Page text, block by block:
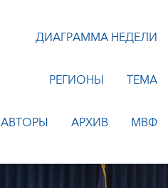
ДИАГРАММА НЕДЕЛИ
РЕГИОНЫ ТЕМА
АВТОРЫ АРХИВ МВФ